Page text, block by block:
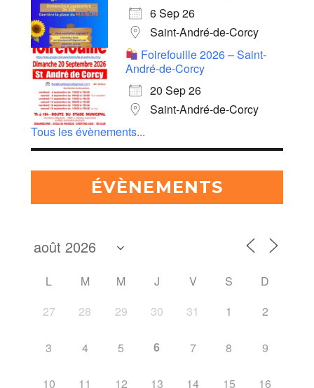
6 Sep 26
Saint-André-de-Corcy
Foirefouille 2026 – Saint-
André-de-Corcy
20 Sep 26
Saint-André-de-Corcy
Tous les évènements...
ÉVÈNEMENTS
L M M J V S
D
27
28 29 30 31 1 2
3 4 5 6 7 8 9
10 11 12 13 14 15 16